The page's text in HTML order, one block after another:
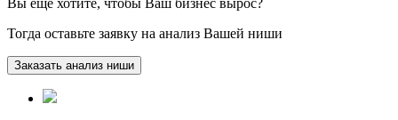
Вы ещё хотите, чтобы Ваш бизнес вырос?
Тогда оставьте заявку на анализ Вашей ниши
Заказать анализ ниши